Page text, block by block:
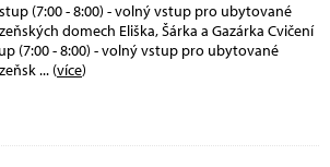
(7:00 - 8:00) - volný vstup pro ubytované
domech Eliška, Šárka a Gazárka Cvičení
(7:00 - 8:00) - volný vstup pro ubytované
... (více)